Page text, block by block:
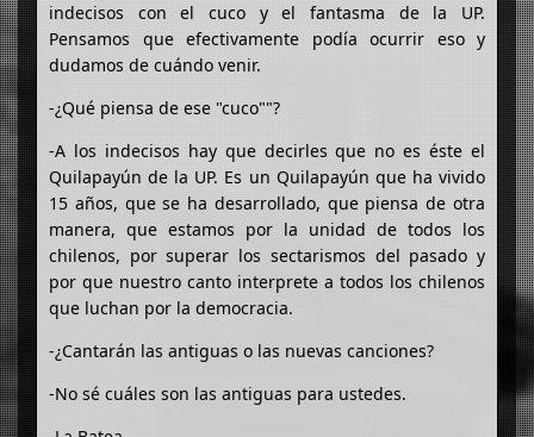
indecisos con el cuco y el fantasma de la UP.
Pensamos que efectivamente podía ocurrir eso y
dudamos de cuándo venir.
-¿Qué piensa de ese "cuco""?
-A los indecisos hay que decirles que no es éste el
Quilapayún de la UP. Es un Quilapayún que ha vivido
15 años, que se ha desarrollado, que piensa de otra
manera, que estamos por la unidad de todos los
chilenos, por superar los sectarismos del pasado y
por que nuestro canto interprete a todos los chilenos
que luchan por la democracia.
-¿Cantarán las antiguas o las nuevas canciones?
-No sé cuáles son las antiguas para ustedes.